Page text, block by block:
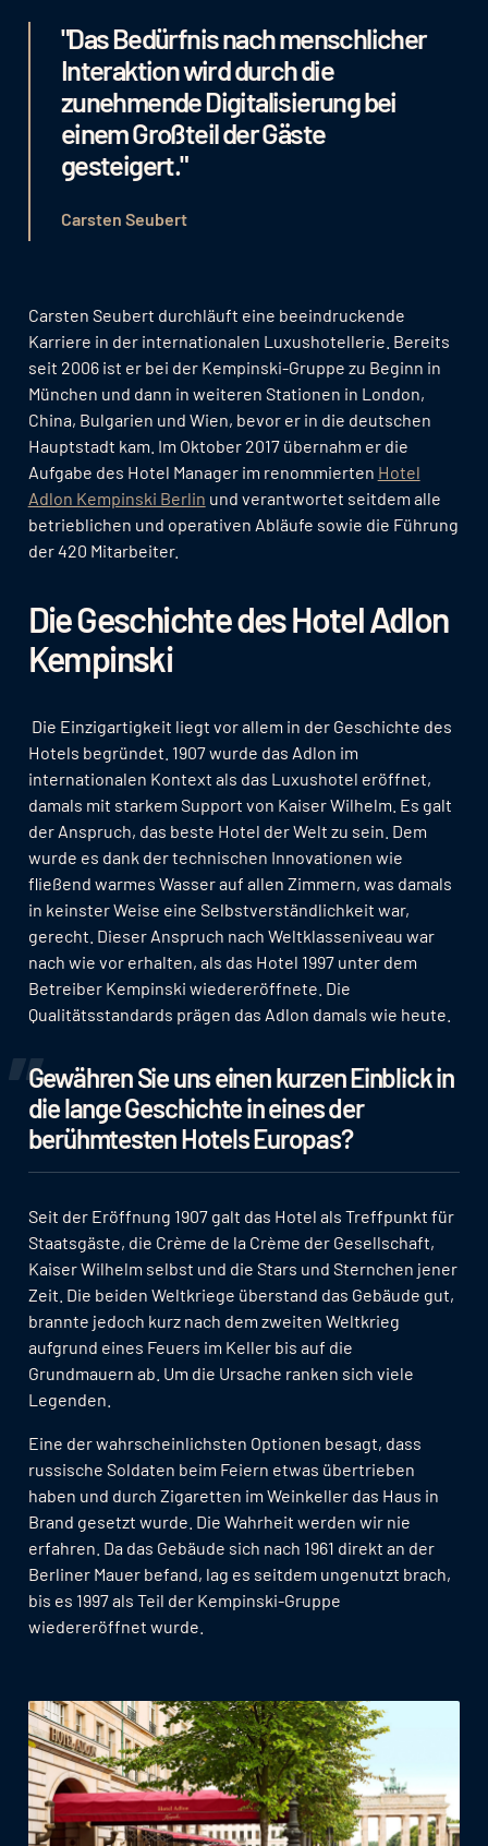
"Das Bedürfnis nach menschlicher
Interaktion wird durch die
zunehmende Digitalisierung bei
einem Großteil der Gäste
gesteigert."
Carsten Seubert
Carsten Seubert durchläuft eine beeindruckende
Karriere in der internationalen Luxushotellerie. Bereits
seit 2006 ist er bei der Kempinski-Gruppe zu Beginn in
München und dann in weiteren Stationen in London,
China, Bulgarien und Wien, bevor er in die deutschen
Hauptstadt kam. Im Oktober 2017 übernahm er die
Aufgabe des Hotel Manager im renommierten Hotel
Adlon Kempinski Berlin und verantwortet seitdem alle
betrieblichen und operativen Abläufe sowie die Führung
der 420 Mitarbeiter.
Die Geschichte des Hotel Adlon
Kempinski
Die Einzigartigkeit liegt vor allem in der Geschichte des
Hotels begründet. 1907 wurde das Adlon im
internationalen Kontext als das Luxushotel eröffnet,
damals mit starkem Support von Kaiser Wilhelm. Es galt
der Anspruch, das beste Hotel der Welt zu sein. Dem
wurde es dank der technischen Innovationen wie
fließend warmes Wasser auf allen Zimmern, was damals
in keinster Weise eine Selbstverständlichkeit war,
gerecht. Dieser Anspruch nach Weltklasseniveau war
nach wie vor erhalten, als das Hotel 1997 unter dem
Betreiber Kempinski wiedereröffnete. Die
Qualitätsstandards prägen das Adlon damals wie heute.
Gewähren Sie uns einen kurzen Einblick in
die lange Geschichte in eines der
berühmtesten Hotels Europas?
Seit der Eröffnung 1907 galt das Hotel als Treffpunkt für
Staatsgäste, die Crème de la Crème der Gesellschaft,
Kaiser Wilhelm selbst und die Stars und Sternchen jener
Zeit. Die beiden Weltkriege überstand das Gebäude gut,
brannte jedoch kurz nach dem zweiten Weltkrieg
aufgrund eines Feuers im Keller bis auf die
Grundmauern ab. Um die Ursache ranken sich viele
Legenden.
Eine der wahrscheinlichsten Optionen besagt, dass
russische Soldaten beim Feiern etwas übertrieben
haben und durch Zigaretten im Weinkeller das Haus in
Brand gesetzt wurde. Die Wahrheit werden wir nie
erfahren. Da das Gebäude sich nach 1961 direkt an der
Berliner Mauer befand, lag es seitdem ungenutzt brach,
bis es 1997 als Teil der Kempinski-Gruppe
wiedereröffnet wurde.